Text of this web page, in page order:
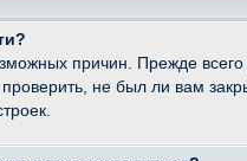
причин. Прежде
не был ли вам